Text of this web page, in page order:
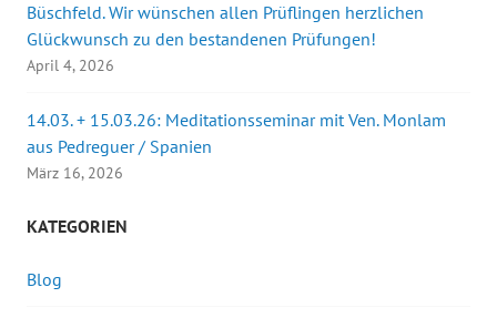
Büschfeld. Wir wünschen allen Prüflingen herzlichen
Glückwunsch zu den bestandenen Prüfungen!
April 4, 2026
14.03. + 15.03.26: Meditationsseminar mit Ven. Monlam
aus Pedreguer / Spanien
März 16, 2026
KATEGORIEN
Blog